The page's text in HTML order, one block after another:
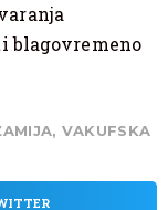
blagovremeno
, VAKUFSKA